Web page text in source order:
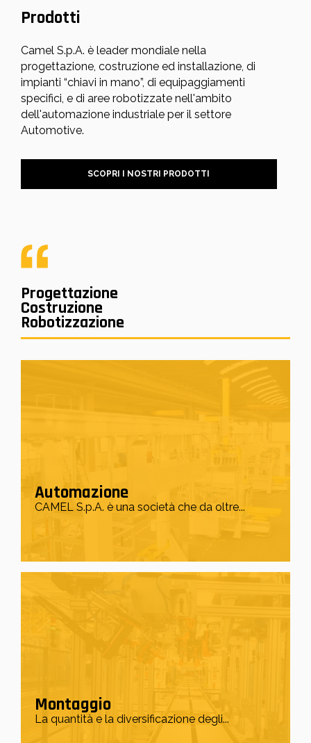
Prodotti
Camel S.p.A. è leader mondiale nella
progettazione, costruzione ed installazione, di
impianti “chiavi in mano”, di equipaggiamenti
specifici, e di aree robotizzate nell'ambito
dell'automazione industriale per il settore
Automotive.
SCOPRI I NOSTRI PRODOTTI
Progettazione
Costruzione
Robotizzazione
Automazione
CAMEL S.p.A. è una società che da oltre...
Montaggio
La quantità e la diversificazione degli...